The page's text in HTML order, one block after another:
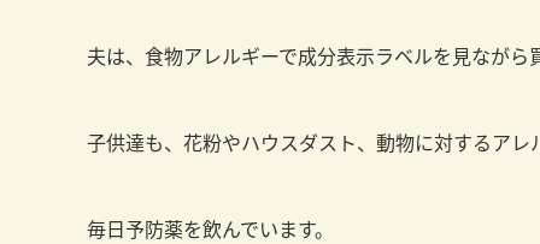
夫は、食物アレルギーで成分表示ラベルを見ながら
子供達も、花粉やハウスダスト、動物に対するア
毎日予防薬を飲んでいます。